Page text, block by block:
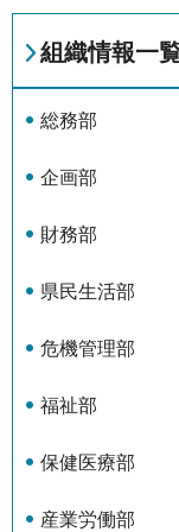
組織情報一
総務部
企画部
財務部
県民生活部
危機管理部
福祉部
保健医療部
産業労働部